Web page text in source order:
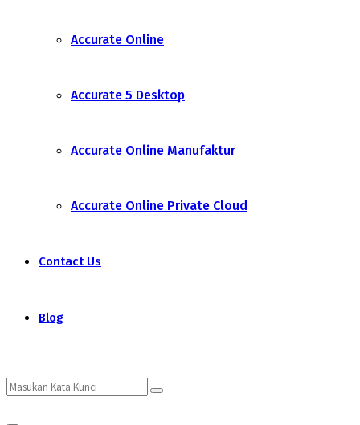
Accurate Online
Accurate 5 Desktop
Accurate Online Manufaktur
Accurate Online Private Cloud
Contact Us
Blog
Search
Search